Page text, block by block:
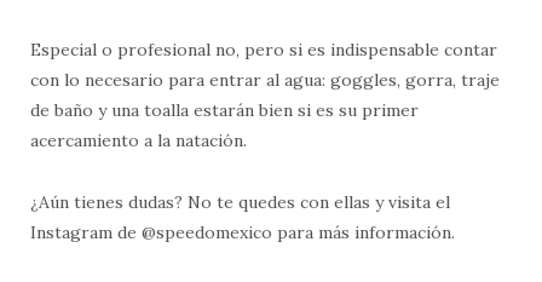
Especial o profesional no, pero si es indispensable contar
con lo necesario para entrar al agua: goggles, gorra, traje
de baño y una toalla estarán bien si es su primer
acercamiento a la natación.
¿Aún tienes dudas? No te quedes con ellas y visita el
Instagram de @speedomexico para más información.